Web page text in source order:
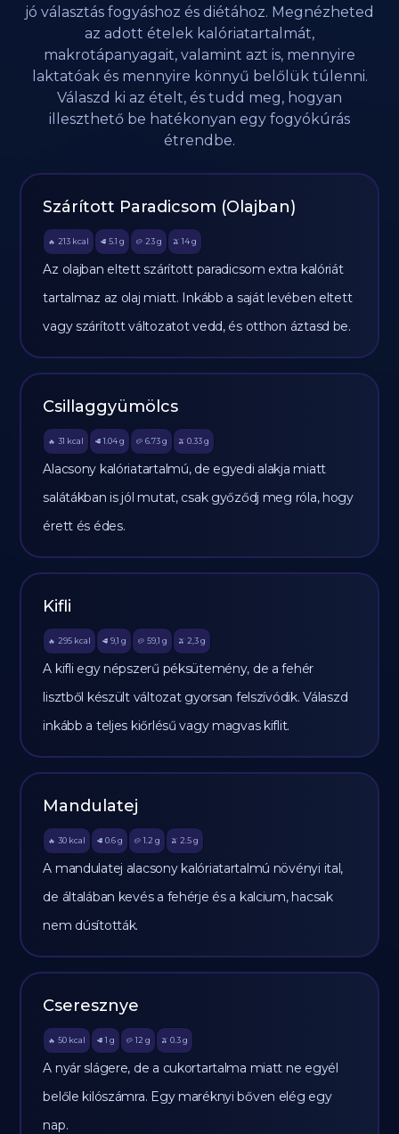
jó választás fogyáshoz és diétához. Megnézheted
az adott ételek kalóriatartalmát,
makrotápanyagait, valamint azt is, mennyire
laktatóak és mennyire könnyű belőlük túlenni.
Válaszd ki az ételt, és tudd meg, hogyan
illeszthető be hatékonyan egy fogyókúrás
étrendbe.
Szárított Paradicsom (Olajban)
🔥 213 kcal 🥩 5.1 g 🥔 23g 🫒 14 g
Az olajban eltett szárított paradicsom extra kalóriát
tartalmaz az olaj miatt. Inkább a saját levében eltett
vagy szárított változatot vedd, és otthon áztasd be.
Csillaggyümölcs
🔥 31 kcal 🥩 1.04 g 🥔 6.73g 🫒 0.33 g
Alacsony kalóriatartalmú, de egyedi alakja miatt
salátákban is jól mutat, csak győződj meg róla, hogy
érett és édes.
Kifli
🔥 295 kcal 🥩 9,1 g 🥔 59,1 g 🫒 2,3 g
A kifli egy népszerű péksütemény, de a fehér
lisztből készült változat gyorsan felszívódik. Válaszd
inkább a teljes kiőrlésű vagy magvas kiflit.
Mandulatej
🔥 30 kcal 🥩 0.6 g 🥔 1.2 g 🫒 2.5 g
A mandulatej alacsony kalóriatartalmú növényi ital,
de általában kevés a fehérje és a kalcium, hacsak
nem dúsították.
Cseresznye
🔥 50 kcal 🥩 1 g 🥔 12 g 🫒 0.3 g
A nyár slágere, de a cukortartalma miatt ne egyél
belőle kilószámra. Egy maréknyi bőven elég egy
nap.